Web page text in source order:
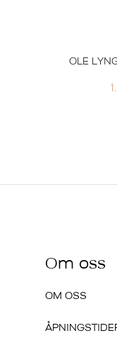
OLE
Om oss
OM OSS